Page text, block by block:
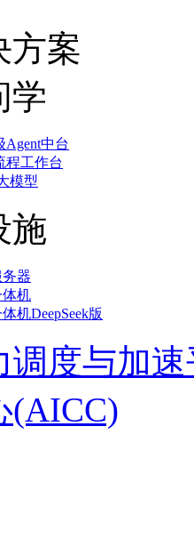
方案
学
Agent中台
程工作台
模型
施
器
机
机DeepSeek版
调度与加
(AICC)